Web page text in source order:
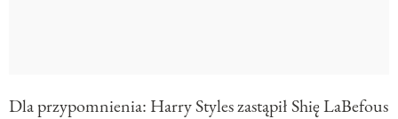
Dla przypomnienia: Harry Styles zastąpił Shię LaBefous